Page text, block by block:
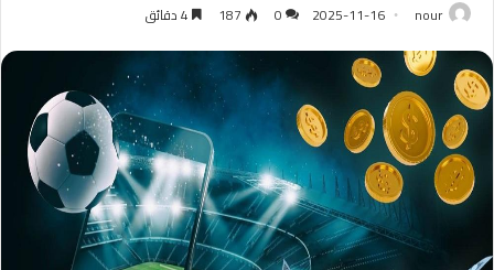
nour
2025-11-16
0
187